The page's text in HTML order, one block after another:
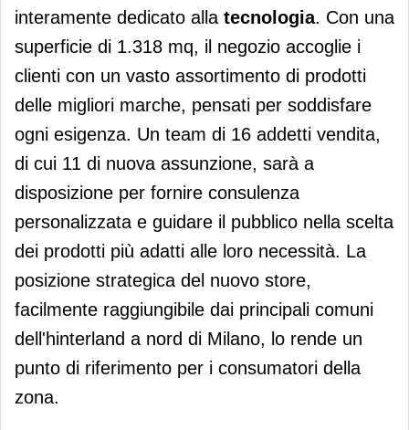
interamente dedicato alla tecnologia. Con una
superficie di 1.318 mq, il negozio accoglie i
clienti con un vasto assortimento di prodotti
delle migliori marche, pensati per soddisfare
ogni esigenza. Un team di 16 addetti vendita,
di cui 11 di nuova assunzione, sarà a
disposizione per fornire consulenza
personalizzata e guidare il pubblico nella scelta
dei prodotti più adatti alle loro necessità. La
posizione strategica del nuovo store,
facilmente raggiungibile dai principali comuni
dell'hinterland a nord di Milano, lo rende un
punto di riferimento per i consumatori della
zona.